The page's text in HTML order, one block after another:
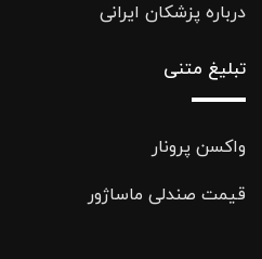
درباره پزشکان ایرانی
تبلیغ متنی
واکسن پرونار
قیمت صندلی ماساژور